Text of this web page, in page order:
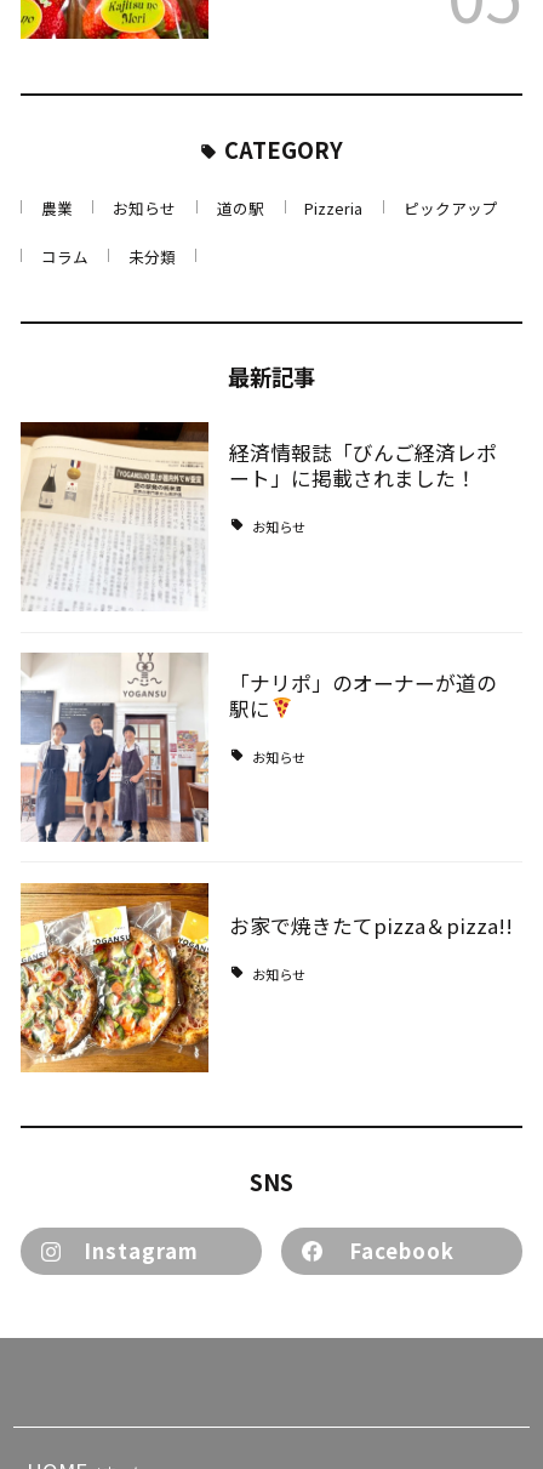
CATEGORY
農業 お知らせ 道の駅 Pizzeria ピックアップ
コラム 未分類
最新記事
経済情報誌「びんご経済レポ
ート」に掲載されました！
お知らせ
「ナリポ」のオーナーが道の
駅に
お知らせ
お家で焼きたてpizza＆pizza!!
お知らせ
SNS
Instagram Facebook